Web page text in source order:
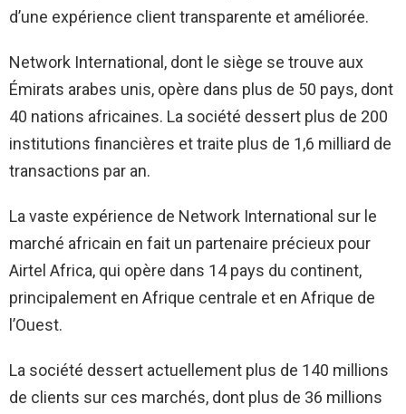
d’une expérience client transparente et améliorée.
Network International, dont le siège se trouve aux
Émirats arabes unis, opère dans plus de 50 pays, dont
40 nations africaines. La société dessert plus de 200
institutions financières et traite plus de 1,6 milliard de
transactions par an.
La vaste expérience de Network International sur le
marché africain en fait un partenaire précieux pour
Airtel Africa, qui opère dans 14 pays du continent,
principalement en Afrique centrale et en Afrique de
l’Ouest.
La société dessert actuellement plus de 140 millions
de clients sur ces marchés, dont plus de 36 millions